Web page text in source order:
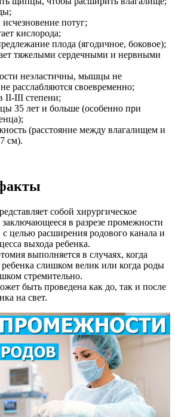
потуг;
кислорода;
плода (ягодичное, боковое);
тяжелыми сердечными и нервными
неэластичны, мышцы не
расслабляются своевременно;
II-III степени;
35 лет и больше (особенно при
(расстояние между влагалищем и
см).
собой хирургическое
в разрезе промежности
с целью расширения родового канала и
выхода ребенка.
выполняется в случаях, когда
ребенка слишком велик или когда роды
стремительно.
быть проведена как до, так и после
на свет.